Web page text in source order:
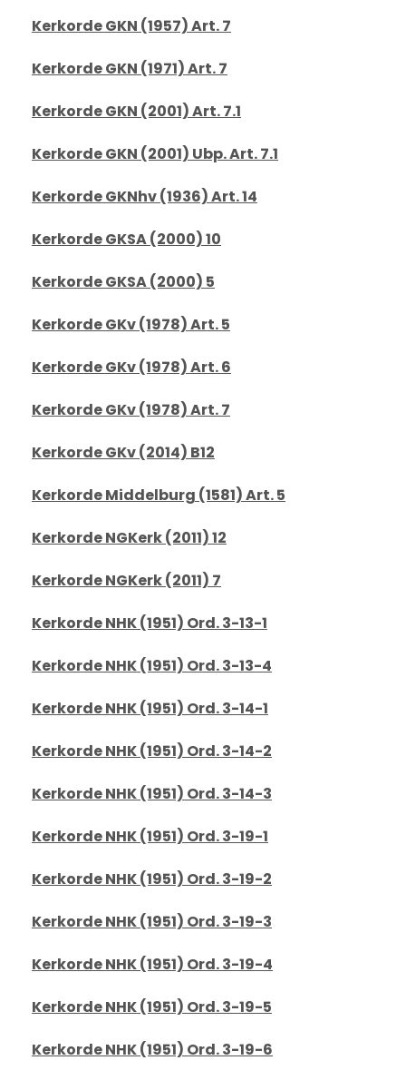
Kerkorde GKN (1957) Art. 7
Kerkorde GKN (1971) Art. 7
Kerkorde GKN (2001) Art. 7.1
Kerkorde GKN (2001) Ubp. Art. 7.1
Kerkorde GKNhv (1936) Art. 14
Kerkorde GKSA (2000) 10
Kerkorde GKSA (2000) 5
Kerkorde GKv (1978) Art. 5
Kerkorde GKv (1978) Art. 6
Kerkorde GKv (1978) Art. 7
Kerkorde GKv (2014) B12
Kerkorde Middelburg (1581) Art. 5
Kerkorde NGKerk (2011) 12
Kerkorde NGKerk (2011) 7
Kerkorde NHK (1951) Ord. 3-13-1
Kerkorde NHK (1951) Ord. 3-13-4
Kerkorde NHK (1951) Ord. 3-14-1
Kerkorde NHK (1951) Ord. 3-14-2
Kerkorde NHK (1951) Ord. 3-14-3
Kerkorde NHK (1951) Ord. 3-19-1
Kerkorde NHK (1951) Ord. 3-19-2
Kerkorde NHK (1951) Ord. 3-19-3
Kerkorde NHK (1951) Ord. 3-19-4
Kerkorde NHK (1951) Ord. 3-19-5
Kerkorde NHK (1951) Ord. 3-19-6